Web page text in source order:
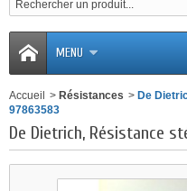
MENU
Accueil > Résistances > De
97863583
De Dietrich, Résistance